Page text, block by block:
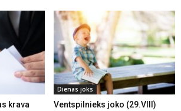
krava
Dienas joks
Ventspilnieks joko (29.VIII)